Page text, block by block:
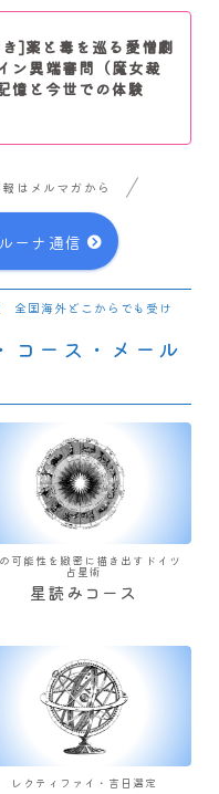
]薬と毒を巡る愛憎劇
ン異端審問（魔女裁
憶と今世での体験
はメルマガから
ーナ通信
全国海外どこからでも受け
コース・メール
可能性を緻密に描き出すドイツ
占星術
星読みコース
レクティファイ・吉日選定